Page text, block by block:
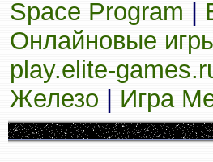
Space Program
Онлайновые
play.elite-
Железо
Игра